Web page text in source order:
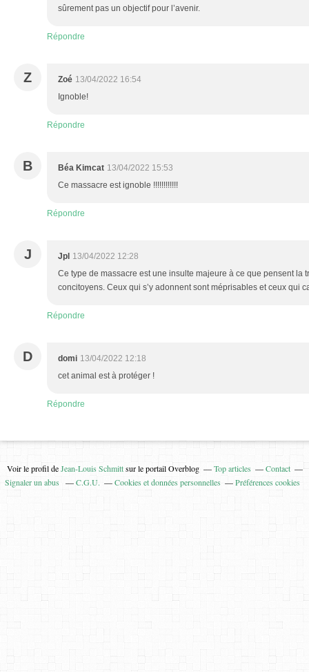
sûrement pas un objectif pour l’avenir.
Répondre
Z Zoé 13/04/2022 16:54
Ignoble!
Répondre
B Béa Kimcat 13/04/2022 15:53
Ce massacre est ignoble !!!!!!!!!!!!
Répondre
J Jpl 13/04/2022 12:28
Ce type de massacre est une insulte majeure à ce que pensent la
concitoyens. Ceux qui s’y adonnent sont méprisables et ceux qui
Répondre
D domi 13/04/2022 12:18
cet animal est à protéger !
Répondre
Voir le profil deJean-Louis Schmittsur le portail Overblog Top articles
Contact
Signaler un abus
C.G.U. Cookies et données personnelles Préférences cookies